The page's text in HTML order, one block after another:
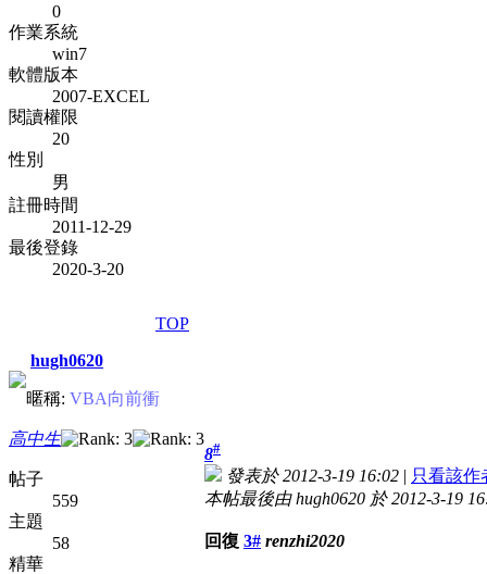
0
作業系統
win7
軟體版本
2007-EXCEL
閱讀權限
20
性別
男
註冊時間
2011-12-29
最後登錄
2020-3-20
TOP
hugh0620
暱稱: VBA向前衝
高中生
帖子
559
主題
58
精華
8#
發表於 2012-3-19 16:02 | 只看該作
本帖最後由 hugh0620 於 2012-3-19
回復 3# renzhi2020